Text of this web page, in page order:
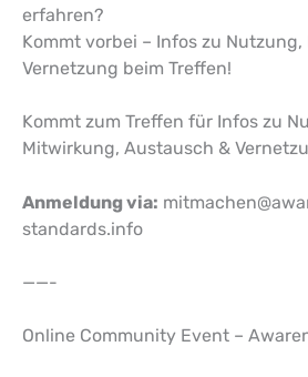
erfahren?
Kommt vorbei – Infos zu
Vernetzung beim Treffen!
Kommt zum Treffen für Infos zu
Mitwirkung, Austausch &
Anmeldung via:
standards.info
——-
Online Community Event –